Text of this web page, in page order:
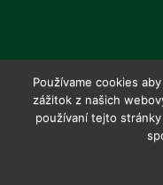
Používame cookies
zážitok z našich
používaní tejto